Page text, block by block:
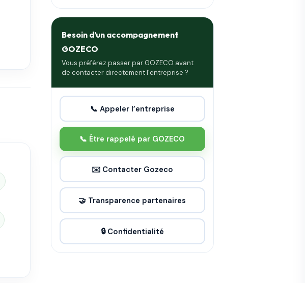
Besoin d’un accompagnement
GOZECO
Vous préférez passer par GOZECO avant
de contacter directement l’entreprise ?
📞 Appeler l’entreprise
📞 Être rappelé par GOZECO
✉️ Contacter Gozeco
🤝 Transparence partenaires
🔒 Confidentialité